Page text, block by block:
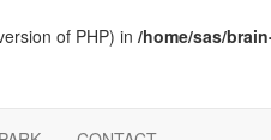
of PHP) in /home/sas/